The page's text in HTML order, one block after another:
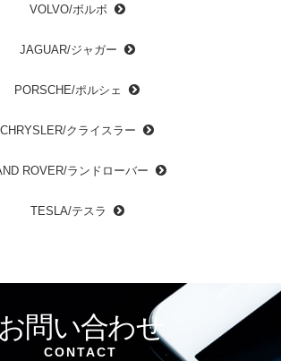
VOLVO/ボルボ
JAGUAR/ジャガー
PORSCHE/ポルシェ
CHRYSLER/クライスラー
ROVER/ランドローバー
TESLA/テスラ
お問い合わせ
CONTACT